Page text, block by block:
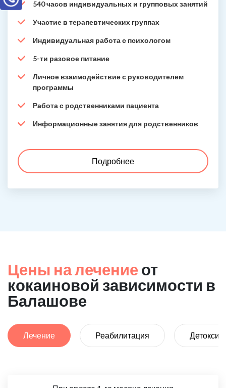
540 часов индивидуальных и групповых занятий
Участие в терапевтических группах
Индивидуальная работа с психологом
5-ти разовое питание
Личное взаимодействие с руководителем
программы
Работа с родственниками пациента
Информационные занятия для родственников
Подробнее
Цены на лечение от
кокаиновой зависимости в
Балашове
Лечение Реабилитация